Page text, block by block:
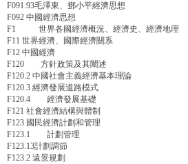
F091.93毛澤東、鄧小平經濟思想
F092 中國經濟思想
F1 世界各國經濟概況、經濟史、經濟地理
F11 世界經濟、國際經濟關系
F12 中國經濟
F120 方針政策及其闡述
F120.2 中國社會主義經濟基本理論
F120.3 經濟發展道路模式
F120.4 經濟發展基礎
F121 社會經濟結構與體制
F123 國民經濟計劃和管理
F123.1 計劃管理
F123.13計劃調節
F123.2 遠景規劃